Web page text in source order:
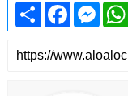
S
h
a
e
F
c
b
M
e
s
e